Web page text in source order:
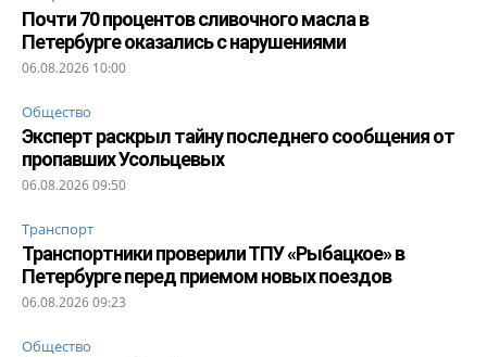
Почти 70 процентов сливочного масла в
Петербурге оказались с нарушениями
06.08.2026 10:00
Общество
Эксперт раскрыл тайну последнего сообщения от
пропавших Усольцевых
06.08.2026 09:50
Транспорт
Транспортники проверили ТПУ «Рыбацкое» в
Петербурге перед приемом новых поездов
06.08.2026 09:23
Общество